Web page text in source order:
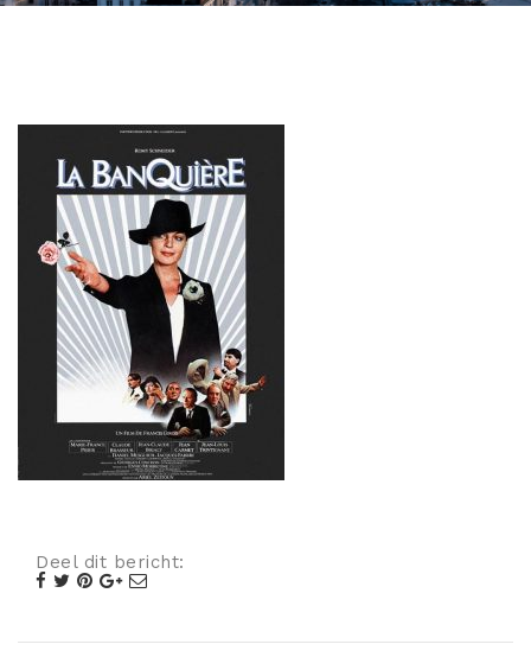
Misdaad
Musical
Oorlogsfilm
Romantische komedie
Thriller
Deel dit bericht: